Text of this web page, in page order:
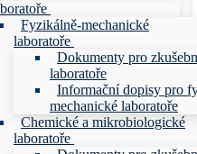
Fyzikálně-mechanické
laboratoře
Dokumenty pro
laboratoře
Informační dopisy pro
mechanické laboratoře
Chemické a mikrobiologické
laboratoře